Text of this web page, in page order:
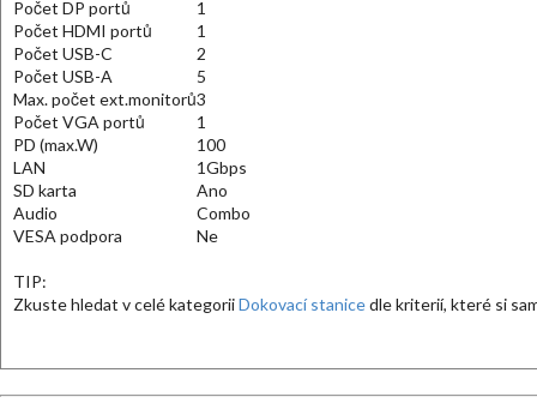
Počet DP portů
1
Počet HDMI portů
1
Počet USB-C
2
Počet USB-A
5
Max. počet ext.monitorů3
Počet VGA portů
1
PD (max.W)
100
LAN
1Gbps
SD karta
Ano
Audio
Combo
VESA podpora
Ne
TIP:
Zkuste hledat v celé kategoriiDokovací stanicedle kriterií, které si